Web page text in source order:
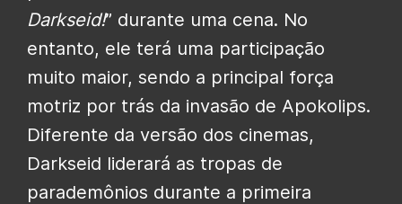
Darkseid!” durante uma cena. No
entanto, ele terá uma participação
muito maior, sendo a principal força
motriz por trás da invasão de Apokolips.
Diferente da versão dos cinemas,
Darkseid liderará as tropas de
parademônios durante a primeira